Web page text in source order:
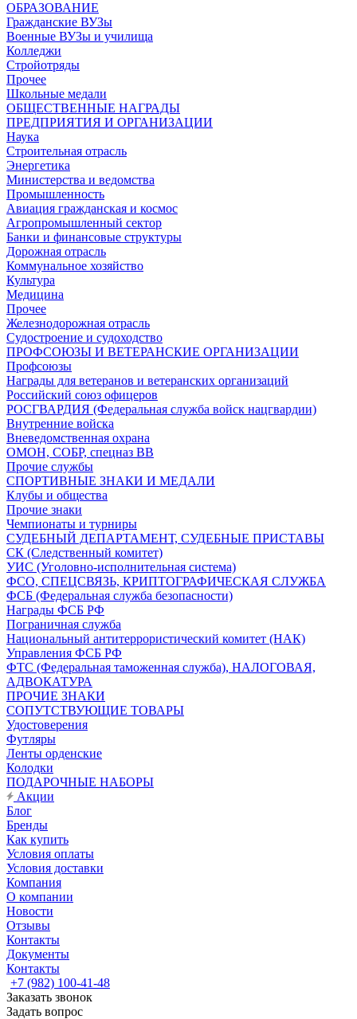
ОБРАЗОВАНИЕ
Гражданские ВУЗы
Военные ВУЗы и училища
Колледжи
Стройотряды
Прочее
Школьные медали
ОБЩЕСТВЕННЫЕ НАГРАДЫ
ПРЕДПРИЯТИЯ И ОРГАНИЗАЦИИ
Наука
Строительная отрасль
Энергетика
Министерства и ведомства
Промышленность
Авиация гражданская и космос
Агропромышленный сектор
Банки и финансовые структуры
Дорожная отрасль
Коммунальное хозяйство
Культура
Медицина
Прочее
Железнодорожная отрасль
Судостроение и судоходство
ПРОФСОЮЗЫ И ВЕТЕРАНСКИЕ ОРГАНИЗАЦИИ
Профсоюзы
Награды для ветеранов и ветеранских организаций
Российский союз офицеров
РОСГВАРДИЯ (Федеральная служба войск нацгвардии)
Внутренние войска
Вневедомственная охрана
ОМОН, СОБР, спецназ ВВ
Прочие службы
СПОРТИВНЫЕ ЗНАКИ И МЕДАЛИ
Клубы и общества
Прочие знаки
Чемпионаты и турниры
СУДЕБНЫЙ ДЕПАРТАМЕНТ, СУДЕБНЫЕ ПРИСТАВЫ
СК (Следственный комитет)
УИС (Уголовно-исполнительная система)
ФСО, СПЕЦСВЯЗЬ, КРИПТОГРАФИЧЕСКАЯ СЛУЖБА
ФСБ (Федеральная служба безопасности)
Награды ФСБ РФ
Пограничная служба
Национальный антитеррористический комитет (НАК)
Управления ФСБ РФ
ФТС (Федеральная таможенная служба), НАЛОГОВАЯ,
АДВОКАТУРА
ПРОЧИЕ ЗНАКИ
СОПУТСТВУЮЩИЕ ТОВАРЫ
Удостоверения
Футляры
Ленты орденские
Колодки
ПОДАРОЧНЫЕ НАБОРЫ
Акции
Блог
Бренды
Как купить
Условия оплаты
Условия доставки
Компания
О компании
Новости
Отзывы
Контакты
Документы
Контакты
+7 (982) 100-41-48
Заказать звонок
Задать вопрос